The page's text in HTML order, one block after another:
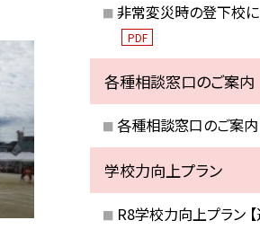
非常変災時の登下校
PDF
各種相談窓口のご案内
各種相談窓口のご案内
学校力向上プラン
R8学校力向上プラン 【